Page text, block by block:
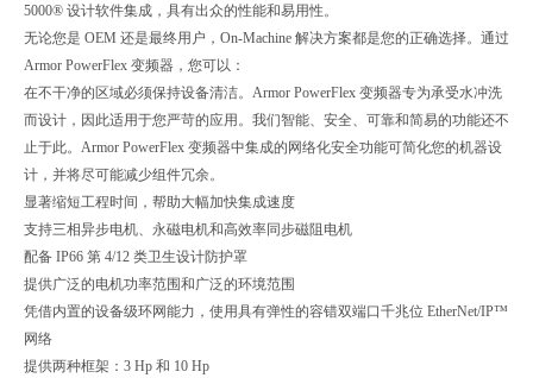
5000® 设计软件集成，具有出众的性能和易用性。
无论您是 OEM 还是最终用户，On-Machine 解决方案都是您的正确选择。通过
Armor PowerFlex 变频器，您可以：
在不干净的区域必须保持设备清洁。Armor PowerFlex 变频器专为承受水冲洗
而设计，因此适用于您严苛的应用。我们智能、安全、可靠和简易的功能还不
止于此。Armor PowerFlex 变频器中集成的网络化安全功能可简化您的机器设
计，并将尽可能减少组件冗余。
显著缩短工程时间，帮助大幅加快集成速度
支持三相异步电机、永磁电机和高效率同步磁阻电机
配备 IP66 第 4/12 类卫生设计防护罩
提供广泛的电机功率范围和广泛的环境范围
凭借内置的设备级环网能力，使用具有弹性的容错双端口千兆位 EtherNet/IP™
网络
提供两种框架：3 Hp 和 10 Hp